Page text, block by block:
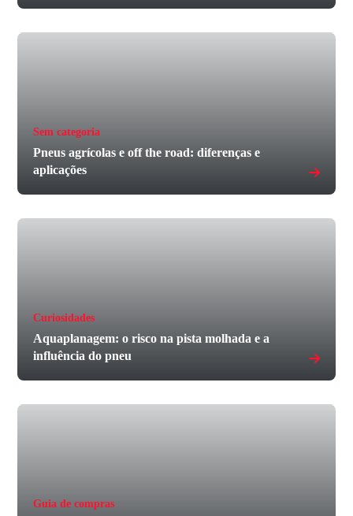
Sem categoria
Pneus agrícolas e off the road: diferenças e
aplicações
Curiosidades
Aquaplanagem: o risco na pista molhada e a
influência do pneu
Guia de compras